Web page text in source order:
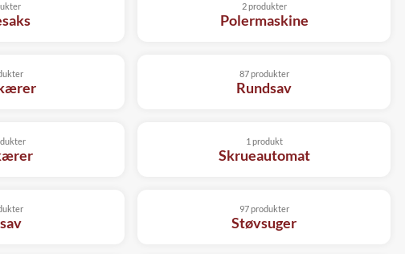
Polermaskine
2 produkter
Rundsav
87 produkter
Skrueautomat
1 produkt
Støvsuger
97 produkter